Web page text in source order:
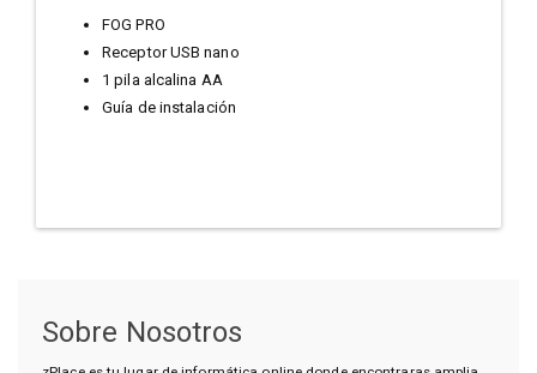
FOG PRO
Receptor USB nano
1 pila alcalina AA
Guía de instalación
Sobre Nosotros